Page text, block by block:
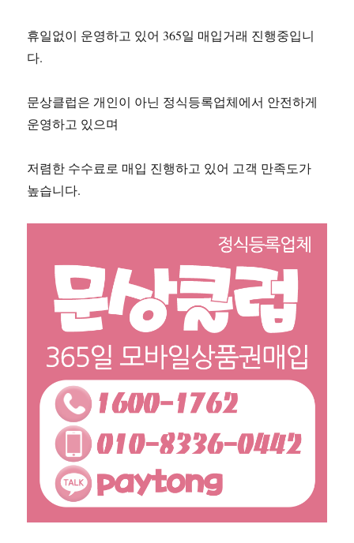
휴일없이 운영하고 있어 365일 매입거래 진행중입니
다.
문상클럽은 개인이 아닌 정식등록업체에서 안전하게
운영하고 있으며
저렴한 수수료로 매입 진행하고 있어 고객 만족도가
높습니다.